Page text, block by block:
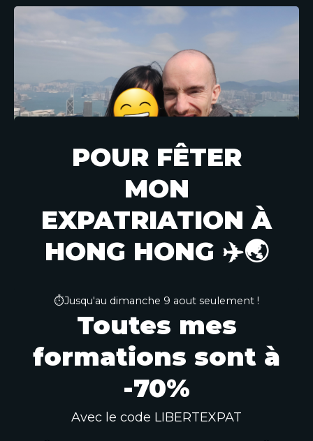
POUR FÊTER
MON
EXPATRIATION À
HONG HONG ✈️🌏
⏱️Jusqu'au dimanche 9 aout seulement !
Toutes mes
formations sont à
-70%
Avec le code LIBERTEXPAT